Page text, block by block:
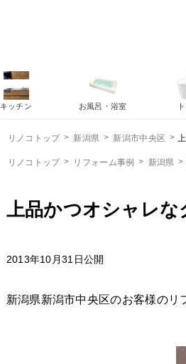
リノコトップ 新潟県 新潟市中央区
リノコトップ リフォーム事例 新潟県
上品かつオシャレな
2013年10月31日公開
新潟県新潟市中央区のお客様のリ
キッチン お風呂・浴室